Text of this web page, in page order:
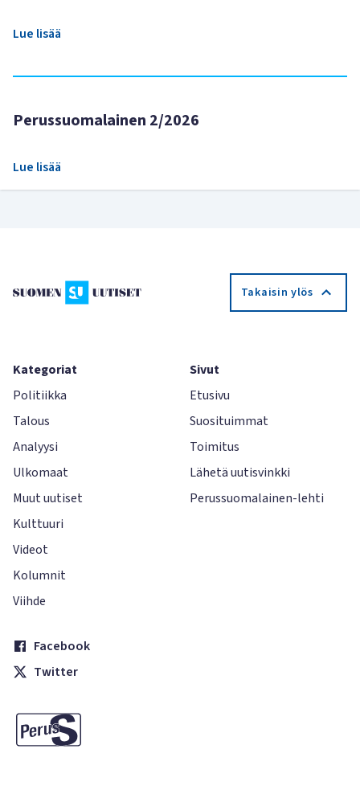
Lue lisää
Perussuomalainen 2/2026
Lue lisää
Takaisin ylös
Kategoriat
Politiikka
Talous
Analyysi
Ulkomaat
Muut uutiset
Kulttuuri
Videot
Kolumnit
Viihde
Sivut
Etusivu
Suosituimmat
Toimitus
Lähetä uutisvinkki
Perussuomalainen-lehti
Facebook
Twitter